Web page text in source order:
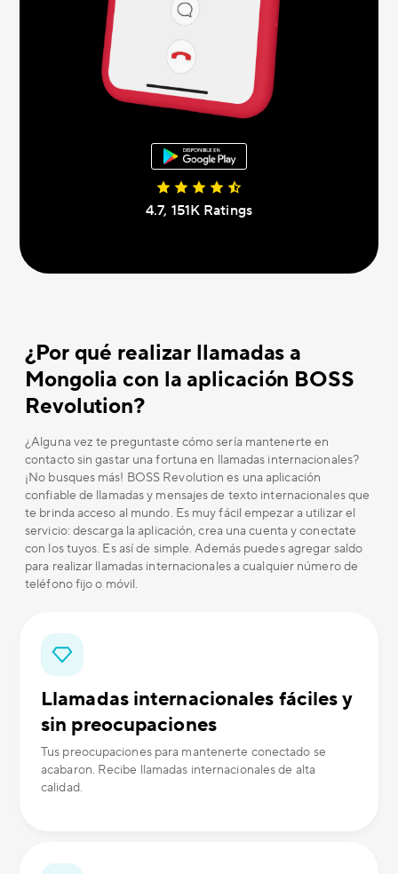
4.7, 151K Ratings
¿Por qué realizar llamadas a
Mongolia con la aplicación BOSS
Revolution?
¿Alguna vez te preguntaste cómo sería mantenerte en
contacto sin gastar una fortuna en llamadas internacionales?
¡No busques más! BOSS Revolution es una aplicación
confiable de llamadas y mensajes de texto internacionales que
te brinda acceso al mundo. Es muy fácil empezar a utilizar el
servicio: descarga la aplicación, crea una cuenta y conectate
con los tuyos. Es así de simple. Además puedes agregar saldo
para realizar llamadas internacionales a cualquier número de
teléfono fijo o móvil.
Llamadas internacionales fáciles y
sin preocupaciones
Tus preocupaciones para mantenerte conectado se
acabaron. Recibe llamadas internacionales de alta
calidad.